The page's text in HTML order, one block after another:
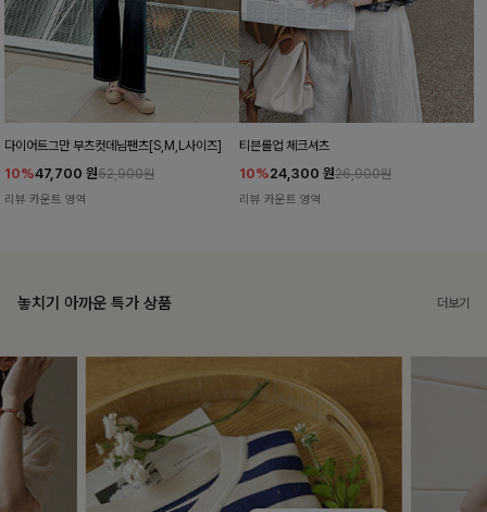
다이어트그만 부츠컷데님팬츠[S,M,L사이즈]
10%47,700 원52,900원
리뷰 카운트 영역
티븐롤업 체크셔츠
10%24,300 원26,900원
리뷰 카운트 영역
놓치기 아까운 특가 상품 더보기